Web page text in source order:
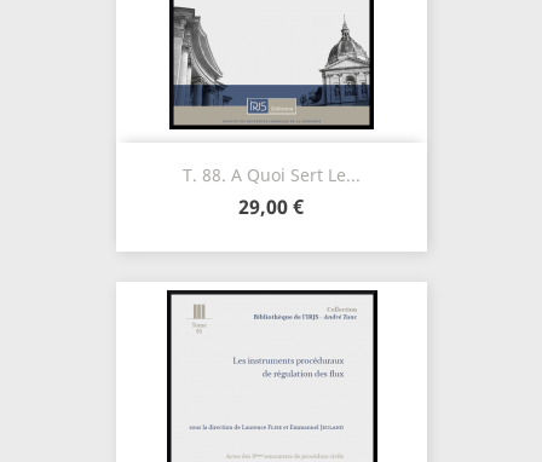
T. 88. A Quoi Sert Le...
29,00 €